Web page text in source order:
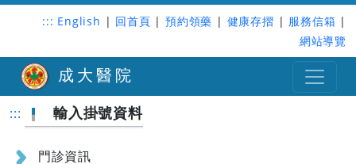
::: English | 回首頁 | 預約領藥 | 健康存摺 | 服務信箱 |
網站導覽
成大醫院
::: 輸入掛號資料
門診資訊